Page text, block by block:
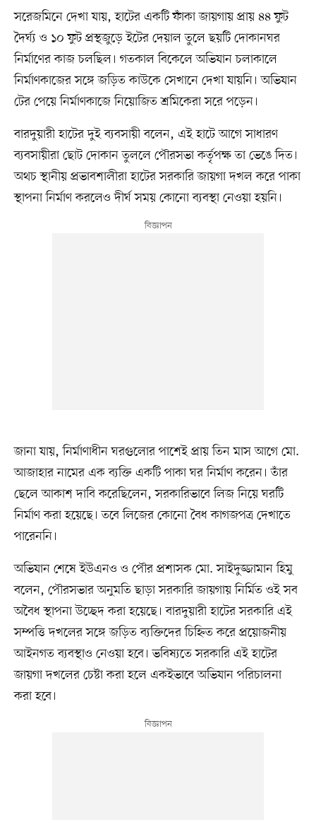
সরেজমিনে দেখা যায়, হাটের একটি ফাঁকা জায়গায় প্রায় ৪৪ ফুট
দৈর্ঘ্য ও ১০ ফুট প্রস্থজুড়ে ইটের দেয়াল তুলে ছয়টি দোকানঘর
নির্মাণের কাজ চলছিল। গতকাল বিকেলে অভিযান চলাকালে
নির্মাণকাজের সঙ্গে জড়িত কাউকে সেখানে দেখা যায়নি। অভিযান
টের পেয়ে নির্মাণকাজে নিয়োজিত শ্রমিকেরা সরে পড়েন।
বারদুয়ারী হাটের দুই ব্যবসায়ী বলেন, এই হাটে আগে সাধারণ
ব্যবসায়ীরা ছোট দোকান তুললে পৌরসভা কর্তৃপক্ষ তা ভেঙে দিত।
অথচ স্থানীয় প্রভাবশালীরা হাটের সরকারি জায়গা দখল করে পাকা
স্থাপনা নির্মাণ করলেও দীর্ঘ সময় কোনো ব্যবস্থা নেওয়া হয়নি।
জানা যায়, নির্মাণাধীন ঘরগুলোর পাশেই প্রায় তিন মাস আগে মো.
আজাহার নামের এক ব্যক্তি একটি পাকা ঘর নির্মাণ করেন। তাঁর
ছেলে আকাশ দাবি করেছিলেন, সরকারিভাবে লিজ নিয়ে ঘরটি
নির্মাণ করা হয়েছে। তবে লিজের কোনো বৈধ কাগজপত্র দেখাতে
পারেননি।
অভিযান শেষে ইউএনও ও পৌর প্রশাসক মো. সাইদুজ্জামান হিমু
বলেন, পৌরসভার অনুমতি ছাড়া সরকারি জায়গায় নির্মিত ওই সব
অবৈধ স্থাপনা উচ্ছেদ করা হয়েছে। বারদুয়ারী হাটের সরকারি এই
সম্পত্তি দখলের সঙ্গে জড়িত ব্যক্তিদের চিহ্নিত করে প্রয়োজনীয়
আইনগত ব্যবস্থাও নেওয়া হবে। ভবিষ্যতে সরকারি এই হাটের
জায়গা দখলের চেষ্টা করা হলে একইভাবে অভিযান পরিচালনা
করা হবে।